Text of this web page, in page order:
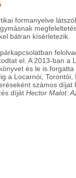
formanyelve
bátran kísérletezik.
el. A 2013-ban a
és le is
a Locarnói, Torontói,
számos díjat
díját Hector Malot: